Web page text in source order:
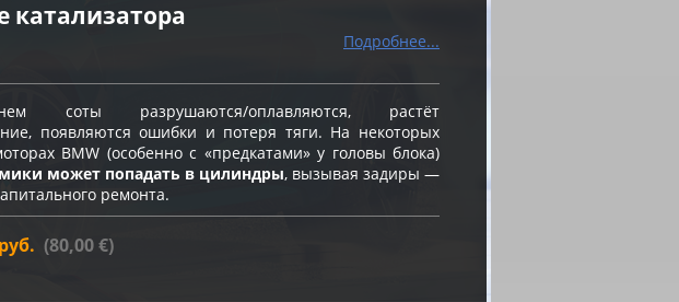
катализатора
Подробнее...
соты разрушаются/оплавляются, растёт
появляются ошибки и потеря тяги. На некоторых
BMW (особенно с «предкатами» у головы блока)
может попадать в цилиндры, вызывая задиры —
ремонта.
(80,00 €)